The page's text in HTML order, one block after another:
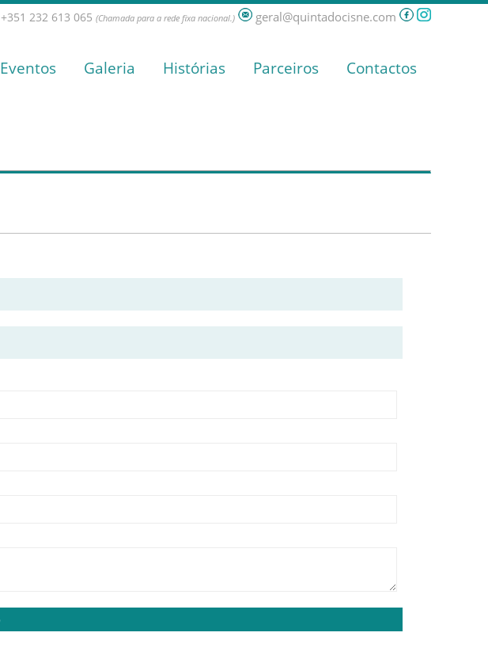
+351 232 613 065 (Chamada para a rede fixa nacional.) geral@quintadocisne.com
Eventos Galeria Histórias Parceiros Contactos